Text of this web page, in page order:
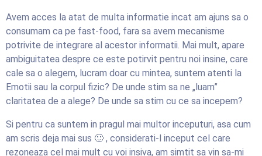
Avem acces la atat de multa informatie incat am ajuns sa o
consumam ca pe fast-food, fara sa avem mecanisme
potrivite de integrare al acestor informatii. Mai mult, apare
ambiguitatea despre ce este potirvit pentru noi insine, care
cale sa o alegem, lucram doar cu mintea, suntem atenti la
Emotii sau la corpul fizic? De unde stim sa ne „luam”
claritatea de a alege? De unde sa stim cu ce sa incepem?
Si pentru ca suntem in pragul mai multor inceputuri, asa cum
am scris deja mai sus 🙂 , considerati-l inceput cel care
rezoneaza cel mai mult cu voi insiva, am simtit sa vin sa-mi